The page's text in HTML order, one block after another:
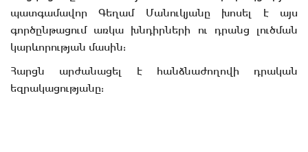
պատգամավոր Գեղամ Մանուկյանը խոսել է այս
գործընթացում առկա խնդիրների ու դրանց լուծման
կարևորության մասին:
Հարցն արժանացել է հանձնաժողովի դրական
եզրակացությանը: